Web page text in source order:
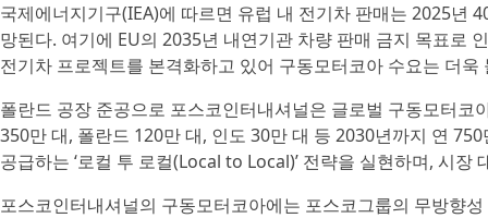
국제에너지기구(IEA)에 따르면 유럽 내 전기차 판매는 2025년
망된다. 여기에 EU의 2035년 내연기관 차량 판매 금지 목표로
전기차 프로젝트를 본격화하고 있어 구동모터코아 수요는 더욱
폴란드 공장 준공으로 포스코인터내셔널은 글로벌 구동모터코
350만 대, 폴란드 120만 대, 인도 30만 대 등 2030년까지 연
공급하는 ‘로컬 투 로컬(Local to Local)’ 전략을 실현하며, 시장
포스코인터내셔널의 구동모터코아에는 포스코그룹의 무방향